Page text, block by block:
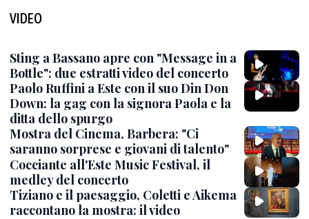
VIDEO
Sting a Bassano apre con "Message in a
Bottle": due estratti video del concerto
Paolo Ruffini a Este con il suo Din Don
Down: la gag con la signora Paola e la
ditta dello spurgo
Mostra del Cinema, Barbera: "Ci
saranno sorprese e giovani di talento"
Cocciante all'Este Music Festival, il
medley del concerto
Tiziano e il paesaggio, Coletti e Aikema
raccontano la mostra: il video